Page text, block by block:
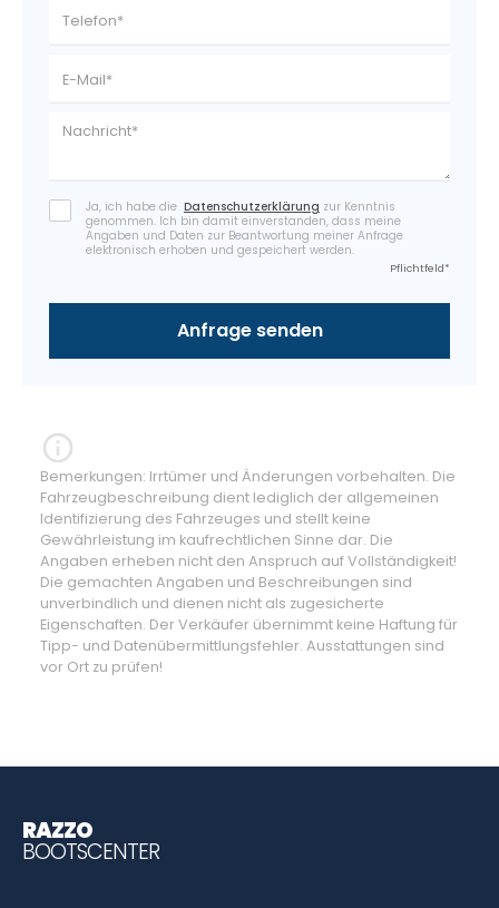
Ja, ich habe die Datenschutzerklärung zur Kenntnis
genommen. Ich bin damit einverstanden, dass meine
Angaben und Daten zur Beantwortung meiner Anfrage
elektronisch erhoben und gespeichert werden.
Pflichtfeld*
Bemerkungen: Irrtümer und Änderungen vorbehalten. Die
Fahrzeugbeschreibung dient lediglich der allgemeinen
Identifizierung des Fahrzeuges und stellt keine
Gewährleistung im kaufrechtlichen Sinne dar. Die
Angaben erheben nicht den Anspruch auf Vollständigkeit!
Die gemachten Angaben und Beschreibungen sind
unverbindlich und dienen nicht als zugesicherte
Eigenschaften. Der Verkäufer übernimmt keine Haftung für
Tipp- und Datenübermittlungsfehler. Ausstattungen sind
vor Ort zu prüfen!
RAZZO
BOOTSCENTER